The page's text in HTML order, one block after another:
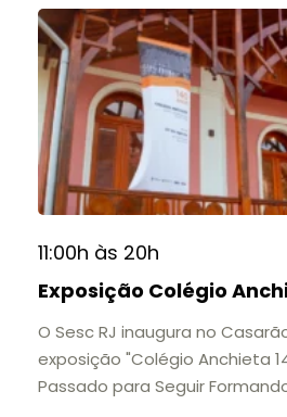
11:00h às 20h
Exposição Colégio
O Sesc RJ inaugura no
exposição "Colégio Anchieta
Passado para Seguir